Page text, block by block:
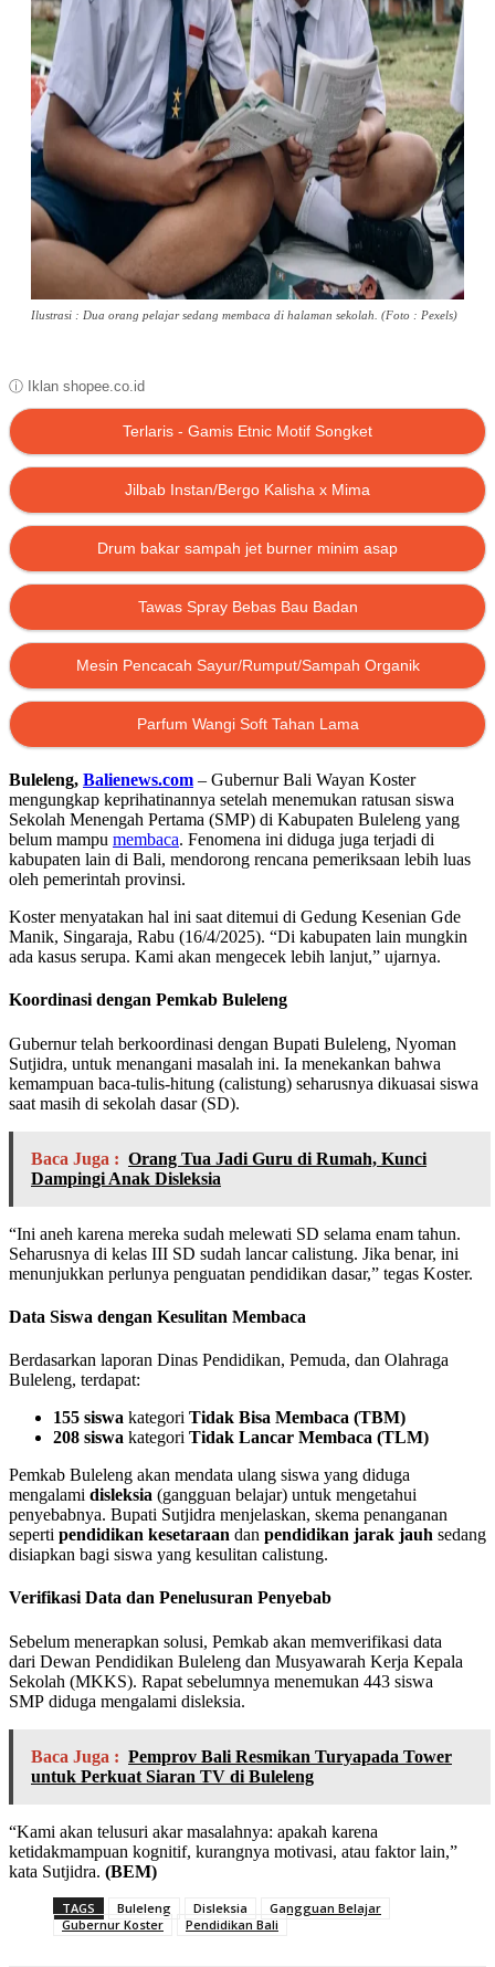
Ilustrasi : Dua orang pelajar sedang membaca di halaman sekolah. (Foto : Pexels)
ⓘ Iklan shopee.co.id
Terlaris - Gamis Etnic Motif Songket
Jilbab Instan/Bergo Kalisha x Mima
Drum bakar sampah jet burner minim asap
Tawas Spray Bebas Bau Badan
Mesin Pencacah Sayur/Rumput/Sampah Organik
Parfum Wangi Soft Tahan Lama
Buleleng, Balienews.com – Gubernur Bali Wayan Koster
mengungkap keprihatinannya setelah menemukan ratusan siswa
Sekolah Menengah Pertama (SMP) di Kabupaten Buleleng yang
belum mampu membaca. Fenomena ini diduga juga terjadi di
kabupaten lain di Bali, mendorong rencana pemeriksaan lebih luas
oleh pemerintah provinsi.
Koster menyatakan hal ini saat ditemui di Gedung Kesenian Gde
Manik, Singaraja, Rabu (16/4/2025). “Di kabupaten lain mungkin
ada kasus serupa. Kami akan mengecek lebih lanjut,” ujarnya.
Koordinasi dengan Pemkab Buleleng
Gubernur telah berkoordinasi dengan Bupati Buleleng, Nyoman
Sutjidra, untuk menangani masalah ini. Ia menekankan bahwa
kemampuan baca-tulis-hitung (calistung) seharusnya dikuasai siswa
saat masih di sekolah dasar (SD).
Baca Juga : Orang Tua Jadi Guru di Rumah, Kunci
Dampingi Anak Disleksia
“Ini aneh karena mereka sudah melewati SD selama enam tahun.
Seharusnya di kelas III SD sudah lancar calistung. Jika benar, ini
menunjukkan perlunya penguatan pendidikan dasar,” tegas Koster.
Data Siswa dengan Kesulitan Membaca
Berdasarkan laporan Dinas Pendidikan, Pemuda, dan Olahraga
Buleleng, terdapat:
155 siswa kategori Tidak Bisa Membaca (TBM)
208 siswa kategori Tidak Lancar Membaca (TLM)
Pemkab Buleleng akan mendata ulang siswa yang diduga
mengalami disleksia (gangguan belajar) untuk mengetahui
penyebabnya. Bupati Sutjidra menjelaskan, skema penanganan
seperti pendidikan kesetaraan dan pendidikan jarak jauh sedang
disiapkan bagi siswa yang kesulitan calistung.
Verifikasi Data dan Penelusuran Penyebab
Sebelum menerapkan solusi, Pemkab akan memverifikasi data
dari Dewan Pendidikan Buleleng dan Musyawarah Kerja Kepala
Sekolah (MKKS). Rapat sebelumnya menemukan 443 siswa
SMP diduga mengalami disleksia.
Baca Juga : Pemprov Bali Resmikan Turyapada Tower
untuk Perkuat Siaran TV di Buleleng
“Kami akan telusuri akar masalahnya: apakah karena
ketidakmampuan kognitif, kurangnya motivasi, atau faktor lain,”
kata Sutjidra. (BEM)
TAGS Buleleng Disleksia
Gangguan Belajar
Gubernur Koster
Pendidikan Bali